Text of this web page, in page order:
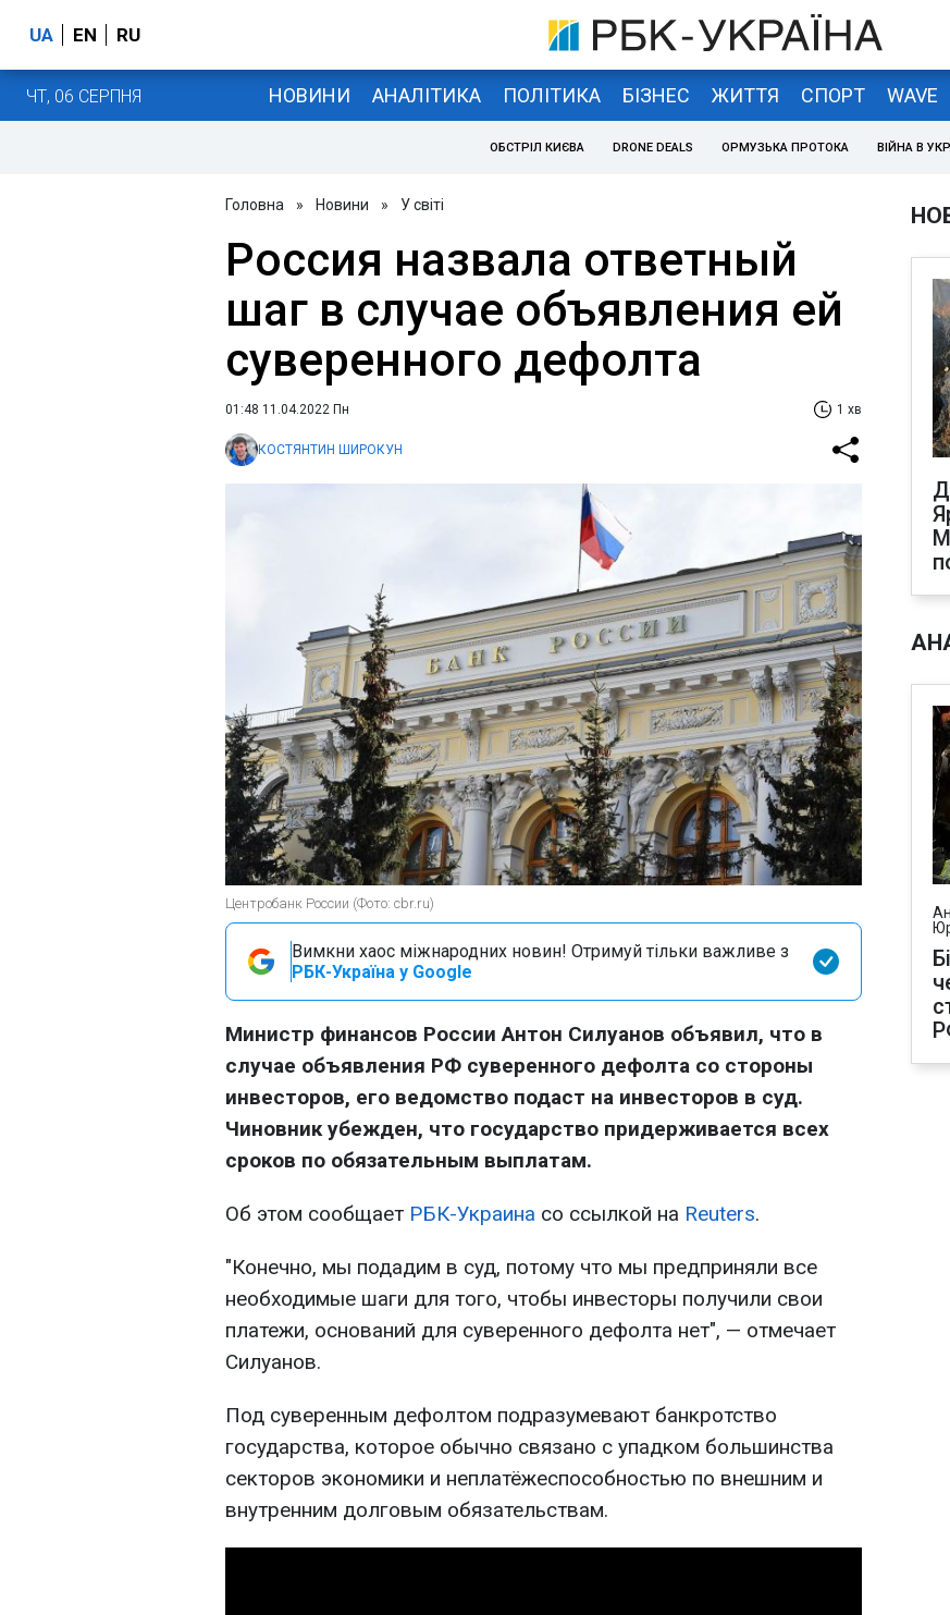
UA EN RU
ЧТ, 06 СЕРПНЯ НОВИНИ АНАЛІТИКА ПОЛІТИКА БІЗНЕС ЖИТТЯ СПОРТ WAVE
ОБСТРІЛ КИЄВА DRONE DEALS ОРМУЗЬКА ПРОТОКА ВІЙНА В
Головна » Новини » У світі
Россия назвала ответный
шаг в случае объявления ей
суверенного дефолта
01:48 11.04.2022 Пн 1 хв
КОСТЯНТИН ШИРОКУН
Центробанк России (Фото: cbr.ru)
Вимкни хаос міжнародних новин! Отримуй тільки важливе з
РБК-Україна у Google
Министр финансов России Антон Силуанов объявил, что в
случае объявления РФ суверенного дефолта со стороны
инвесторов, его ведомство подаст на инвесторов в суд.
Чиновник убежден, что государство придерживается всех
сроков по обязательным выплатам.
Об этом сообщает РБК-Украина со ссылкой на Reuters.
"Конечно, мы подадим в суд, потому что мы предприняли все
необходимые шаги для того, чтобы инвесторы получили свои
платежи, оснований для суверенного дефолта нет", — отмечает
Силуанов.
Под суверенным дефолтом подразумевают банкротство
государства, которое обычно связано с упадком большинства
секторов экономики и неплатёжеспособностью по внешним и
внутренним долговым обязательствам.